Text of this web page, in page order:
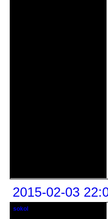
2015-02-03
sokol